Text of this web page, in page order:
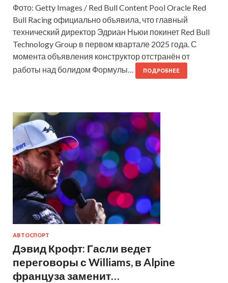
Фото: Getty Images / Red Bull Content Pool Oracle Red
Bull Racing официально объявила, что главный
технический директор Эдриан Ньюи покинет Red Bull
Technology Group в первом квартале 2025 года. С
момента объявления конструктор отстранён от
работы над болидом Формулы…
ПОДРОБНЕЕ
АВТОСПОРТ
Дэвид Крофт: Гасли ведет
переговоры с Williams, в Alpine
француза заменит…